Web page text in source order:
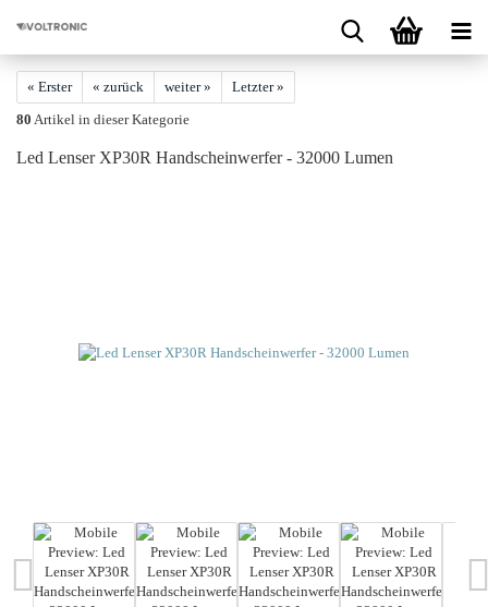
« Erster « zurück weiter »
Letzter »
80 Artikel in dieser Kategorie
Led Len­ser XP30R Hand­schein­wer­fer - 32000 Lumen